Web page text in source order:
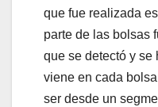
que fue realizada
parte de las bolsas
que se detectó y se
viene en cada
ser desde un